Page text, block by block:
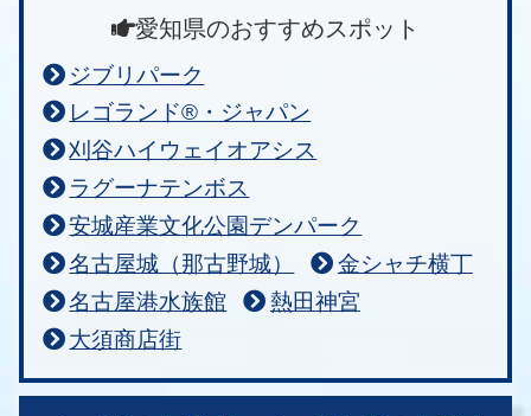
愛知県のおすすめスポット
ジブリパーク
レゴランド®・ジャパン
刈谷ハイウェイオアシス
ラグーナテンボス
安城産業文化公園デンパーク
名古屋城（那古野城）
金シャチ横丁
名古屋港水族館
熱田神宮
大須商店街